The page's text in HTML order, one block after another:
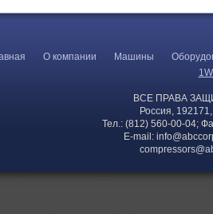
О компании Машины
ВСЕ ПРАВА
Россия,
Тел.: (812) 560-00-04;
E-mail: